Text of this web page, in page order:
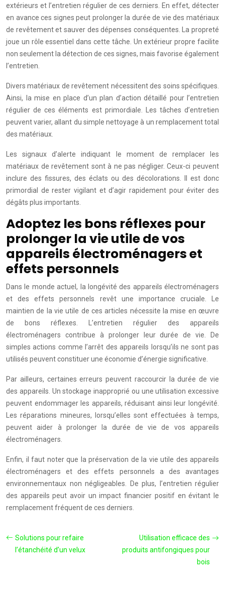
extérieurs et l’entretien régulier de ces derniers. En effet, détecter
en avance ces signes peut prolonger la durée de vie des matériaux
de revêtement et sauver des dépenses conséquentes. La propreté
joue un rôle essentiel dans cette tâche. Un extérieur propre facilite
non seulement la détection de ces signes, mais favorise également
l’entretien.
Divers matériaux de revêtement nécessitent des soins spécifiques.
Ainsi, la mise en place d’un plan d’action détaillé pour l’entretien
régulier de ces éléments est primordiale. Les tâches d’entretien
peuvent varier, allant du simple nettoyage à un remplacement total
des matériaux.
Les signaux d’alerte indiquant le moment de remplacer les
matériaux de revêtement sont à ne pas négliger. Ceux-ci peuvent
inclure des fissures, des éclats ou des décolorations. Il est donc
primordial de rester vigilant et d’agir rapidement pour éviter des
dégâts plus importants.
Adoptez les bons réflexes pour
prolonger la vie utile de vos
appareils électroménagers et
effets personnels
Dans le monde actuel, la longévité des appareils électroménagers
et des effets personnels revêt une importance cruciale. Le
maintien de la vie utile de ces articles nécessite la mise en œuvre
de bons réflexes. L’entretien régulier des appareils
électroménagers contribue à prolonger leur durée de vie. De
simples actions comme l’arrêt des appareils lorsqu’ils ne sont pas
utilisés peuvent constituer une économie d’énergie significative.
Par ailleurs, certaines erreurs peuvent raccourcir la durée de vie
des appareils. Un stockage inapproprié ou une utilisation excessive
peuvent endommager les appareils, réduisant ainsi leur longévité.
Les réparations mineures, lorsqu’elles sont effectuées à temps,
peuvent aider à prolonger la durée de vie de vos appareils
électroménagers.
Enfin, il faut noter que la préservation de la vie utile des appareils
électroménagers et des effets personnels a des avantages
environnementaux non négligeables. De plus, l’entretien régulier
des appareils peut avoir un impact financier positif en évitant le
remplacement fréquent de ces derniers.
Solutions pour refaire
l’étanchéité d’un velux
Utilisation efficace des
produits antifongiques pour
bois